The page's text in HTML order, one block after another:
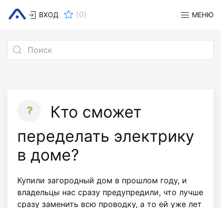
ВХОД (0) МЕНЮ
Кто сможет
переделать электрику
в доме?
Купили загородный дом в прошлом году, и
владельцы нас сразу предупредили, что лучше
сразу заменить всю проводку, а то ей уже лет